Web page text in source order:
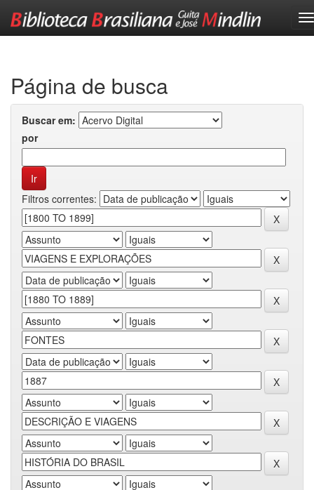
Página de busca
Buscar em:
por
Filtros correntes: